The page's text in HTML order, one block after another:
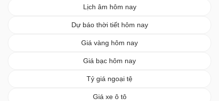
Lịch âm hôm nay
Dự báo thời tiết hôm nay
Giá vàng hôm nay
Giá bạc hôm nay
Tỷ giá ngoại tệ
Giá xe ô tô